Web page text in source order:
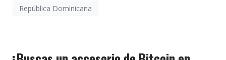
República Dominicana